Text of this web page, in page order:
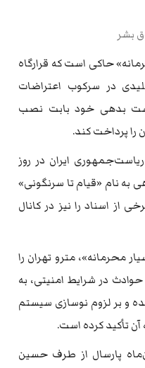
بشر
حاکی است که قرارگاه
در سرکوب اعتراضات
بدهی خود بابت نصب
را پرداخت کند.
ایران در روز
نام «قیام تا سرنگونی»
از اسناد را نیز در کانال
محرمانه»، مترو تهران را
در شرایط امنیتی، به
و بر لزوم نوسازی سیستم
تأکید کرده است.
که به تاریخ ۲۵ بهمن‌ماه پارسال از طرف حسین